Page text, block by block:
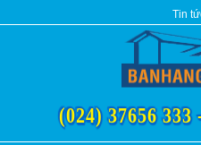
Tin
(024) 37656 333